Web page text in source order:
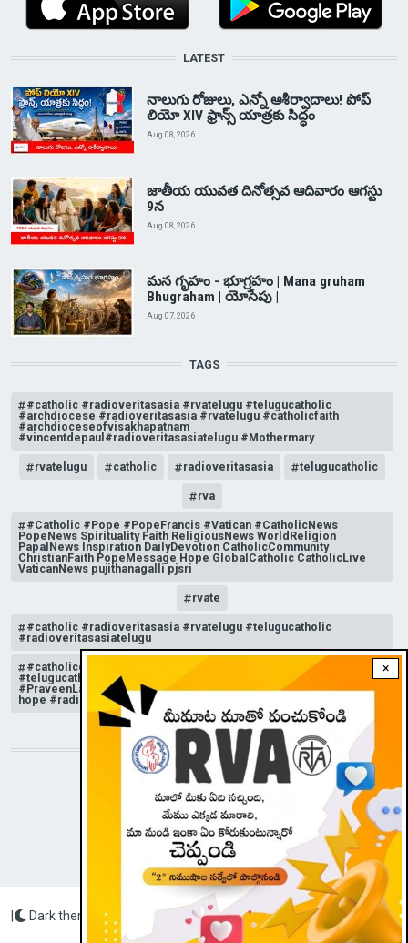
×
LATEST
నాలుగు రోజులు, ఎన్నో ఆశీర్వాదాలు! పోప్
లియో XIV ఫ్రాన్స్ యాత్రకు సిద్ధం
Aug 08, 2026
జాతీయ యువత దినోత్సవ ఆదివారం ఆగస్టు
9న
Aug 08, 2026
మన గృహం - భూగ్రహం | Mana gruham
Bhugraham | యోసేపు |
Aug 07, 2026
TAGS
#catholic #radioveritasasia #rvatelugu #telugucatholic
#archdiocese #radioveritasasia #rvatelugu #catholicfaith
#archdioceseofvisakhapatnam
#vincentdepaul#radioveritasasiatelugu #Mothermary
rvatelugu catholic radioveritasasia telugucatholic
rva
#Catholic #Pope #PopeFrancis #Vatican #CatholicNews
PopeNews Spirituality Faith ReligiousNews WorldReligion
PapalNews Inspiration DailyDevotion CatholicCommunity
ChristianFaith PopeMessage Hope GlobalCatholic CatholicLive
VaticanNews pujithanagalli pjsri
rvate
#catholic #radioveritasasia #rvatelugu #telugucatholic
#radioveritasasiatelugu
#catholicchurchnews #catholictelugu #telugucatholic
#telugucatholicchurch #radioveritasasia #rvatelugu
#PraveenLakkisetti #reflection #advent #christmas #messageof
hope #radioveritas #rvatelugu #viral #insta
STAY CONNECTED WITH US!
Radio Veritas Asia © 2023
Dark theme